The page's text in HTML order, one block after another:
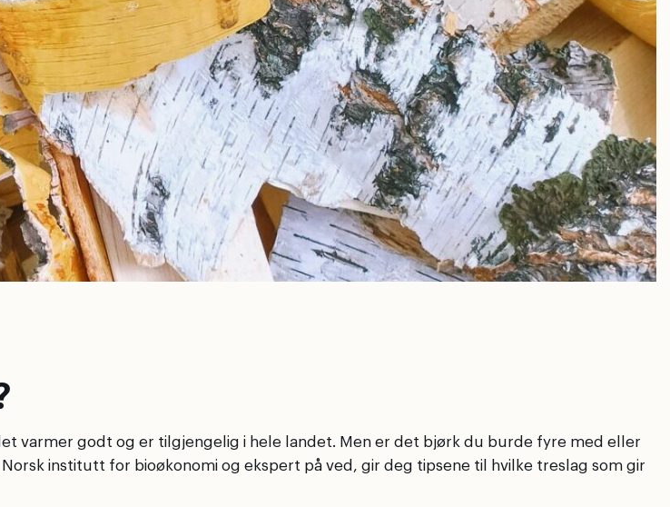
varmer godt og er tilgjengelig i hele landet. Men er det bjørk du burde fyre med eller
institutt for bioøkonomi og ekspert på ved, gir deg tipsene til hvilke treslag som gir